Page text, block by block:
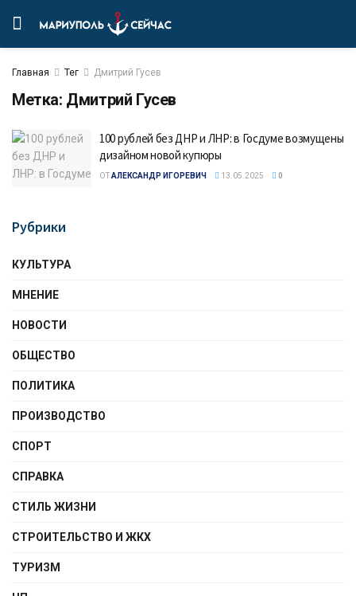
Главная Тег Дмитрий Гусев
Метка: Дмитрий Гусев
100 рублей без ДНР и ЛНР: в Госдуме возмущены
дизайном новой купюры
ОТАЛЕКСАНДР ИГОРЕВИЧ 13.05.2025 0
Рубрики
КУЛЬТУРА
МНЕНИЕ
НОВОСТИ
ОБЩЕСТВО
ПОЛИТИКА
ПРОИЗВОДСТВО
СПОРТ
СПРАВКА
СТИЛЬ ЖИЗНИ
СТРОИТЕЛЬСТВО И ЖКХ
ТУРИЗМ